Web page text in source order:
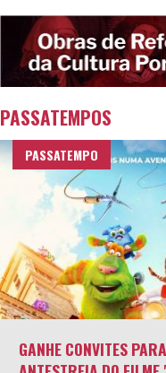
PASSATEMPOS
PASSATEMPO
GANHE CONVITES